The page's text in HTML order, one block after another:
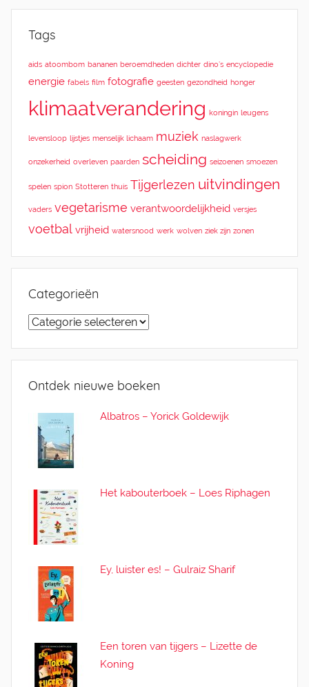
Tags
aids atoombom bananen beroemdheden dichter dino’s encyclopedie
energie fabels film fotografie geesten gezondheid honger
klimaatverandering koningin leugens
levensloop lijstjes menselijk lichaam muziek naslagwerk
onzekerheid overleven paarden scheiding seizoenen smoezen
spelen spion Stotteren thuis Tijgerlezen uitvindingen
vaders vegetarisme verantwoordelijkheid versjes
voetbal vrijheid watersnood werk wolven ziek zijn zonen
Categorieën
Categorieën
Ontdek nieuwe boeken
Albatros – Yorick Goldewijk
Het kabouterboek – Loes Riphagen
Ey, luister es! – Gulraiz Sharif
Een toren van tijgers – Lizette de
Koning